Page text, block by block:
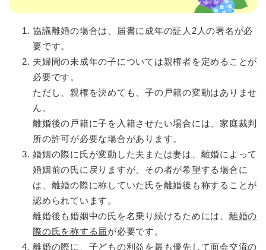
協議離婚の場合は、届書に成年の証人2人の署名が必
要です。
夫婦間の未成年の子については親権者を定めることが
必要です。
ただし、親権を決めても、子の戸籍の変動はありませ
ん。
離婚後の戸籍に子を入籍させたい場合には、家庭裁判
所の許可が必要な場合があります。
婚姻の際に氏が変動した夫または妻は、離婚によって
婚姻前の氏に戻りますが、その者が希望する場合に
は、離婚の際に称していた氏を離婚後も称することが
認められています。
離婚後も婚姻中の氏を名乗り続けるためには、 離婚の
際の氏を称する届が必要です。
離婚の際に、子どもの利益を最も優先して面会交流の